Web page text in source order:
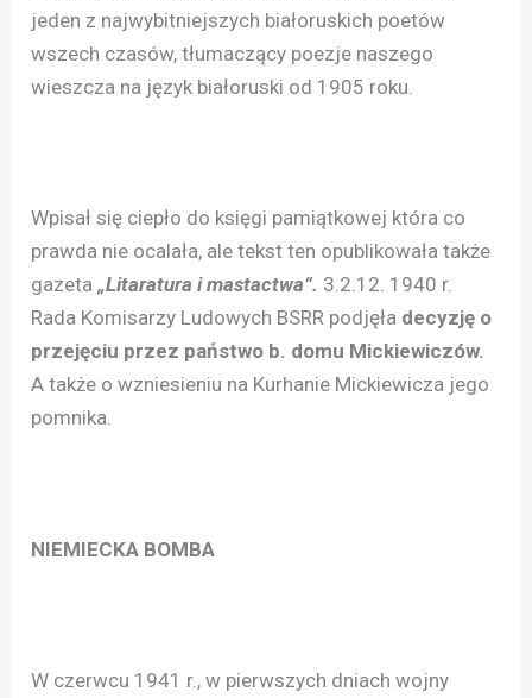
jeden z najwybitniejszych białoruskich poetów
wszech czasów, tłumaczący poezje naszego
wieszcza na język białoruski od 1905 roku.
Wpisał się ciepło do księgi pamiątkowej która co
prawda nie ocalała, ale tekst ten opublikowała także
gazeta „Litaratura i mastactwa”. 3.2.12. 1940 r.
Rada Komisarzy Ludowych BSRR podjęła decyzję o
przejęciu przez państwo b. domu Mickiewiczów.
A także o wzniesieniu na Kurhanie Mickiewicza jego
pomnika.
NIEMIECKA BOMBA
W czerwcu 1941 r., w pierwszych dniach wojny